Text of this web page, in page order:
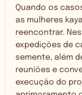
Quando os
as mulheres
reencontrar.
expedições de
semente, além
reuniões e
execução do